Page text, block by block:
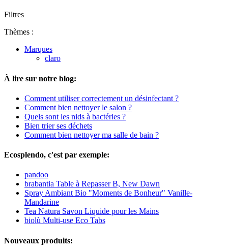
Filtres
Thèmes :
Marques
claro
À lire sur notre blog:
Comment utiliser correctement un désinfectant ?
Comment bien nettoyer le salon ?
Quels sont les nids à bactéries ?
Bien trier ses déchets
Comment bien nettoyer ma salle de bain ?
Ecosplendo, c'est par exemple:
pandoo
brabantia Table à Repasser B, New Dawn
Spray Ambiant Bio "Moments de Bonheur" Vanille-
Mandarine
Tea Natura Savon Liquide pour les Mains
biolù Multi-use Eco Tabs
Nouveaux produits: